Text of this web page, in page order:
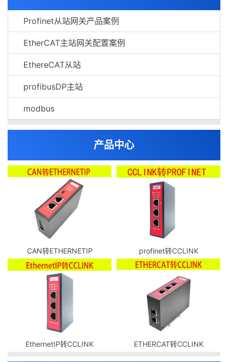
Profinet从站网关产品案例
EtherCAT主站网关配置案例
EthereCAT从站
profibusDP主站
modbus
产品中心
CAN转ETHERNETIP profinet转CCLINK
EthernetIP转CCLINK ETHERCAT转CCLINK